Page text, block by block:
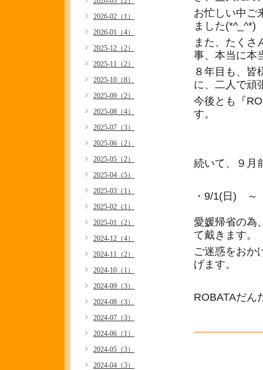
お忙しい中ご
ました(*^_^*)
また、たくさ
事、本当に本
８年目も、皆
に、二人で頑
今後とも『
す。
続いて、９月
・9/1(日)
愛媛帰省の為
て戴きます。
ご迷惑をおか
げます。
ROBATAだ
2026-02（1）
2026-01（4）
2025-12（2）
2025-11（2）
2025-10（8）
2025-09（2）
2025-08（4）
2025-07（3）
2025-06（2）
2025-05（2）
2025-04（5）
2025-03（1）
2025-02（1）
2025-01（2）
2024-12（4）
2024-11（2）
2024-10（1）
2024-09（3）
2024-08（3）
2024-07（3）
2024-06（1）
2024-05（3）
2024-04（3）